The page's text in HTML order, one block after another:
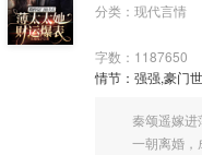
分类：现代言情
字数：1187650
情节：强强,豪门
秦颂遥嫁进
一朝离婚，